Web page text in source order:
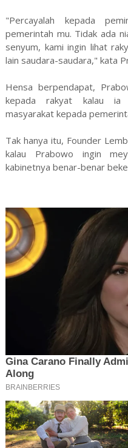
"Percayalah kepada
pemerintah mu. Tidak ada
senyum, kami ingin lihat
lain saudara-saudara," kata
Hensa berpendapat,
kepada rakyat kalau ia
masyarakat kepada
Tak hanya itu, Founder
kalau Prabowo ingin
kabinetnya benar-benar